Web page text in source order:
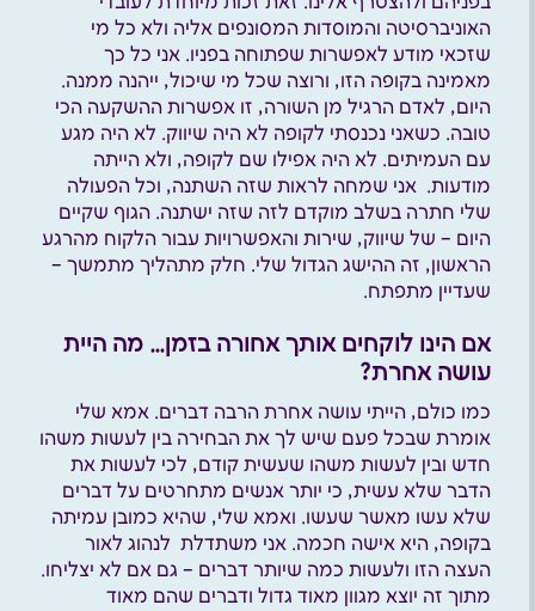
האוניברסיטה והמוסדות המסונפים אליה ולא כל מי
שזכאי מודע לאפשרות שפתוחה בפניו. אני כל כך
מאמינה בקופה הזו, ורוצה שכל מי שיכול, ייהנה ממנה.
היום, לאדם הרגיל מן השורה, זו אפשרות ההשקעה הכי
טובה. כשאני נכנסתי לקופה לא היה שיווק. לא היה מגע
עם העמיתים. לא היה אפילו שם לקופה, ולא הייתה
מודעות. אני שמחה לראות שזה השתנה, וכל הפעולה
שלי חתרה בשלב מוקדם לזה שזה ישתנה. הגוף שקיים
היום – של שיווק, שירות והאפשרויות עבור הלקוח מהרגע
הראשון, זה ההישג הגדול שלי. חלק מתהליך מתמשך –
שעדיין מתפתח.
אם הינו לוקחים אותך אחורה בזמן… מה היית
עושה אחרת?
כמו כולם, הייתי עושה אחרת הרבה דברים. אמא שלי
אומרת שבכל פעם שיש לך את הבחירה בין לעשות משהו
חדש ובין לעשות משהו שעשית קודם, לכי לעשות את
הדבר שלא עשית, כי יותר אנשים מתחרטים על דברים
שלא עשו מאשר שעשו. ואמא שלי, שהיא כמובן עמיתה
בקופה, היא אישה חכמה. אני משתדלת לנהוג לאור
העצה הזו ולעשות כמה שיותר דברים – גם אם לא יצליחו.
מתוך זה יוצא מגוון מאוד גדול ודברים שהם מאוד